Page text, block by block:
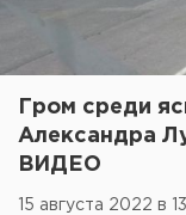
Гром среди
Александра
ВИДЕО
15 августа 2022 в